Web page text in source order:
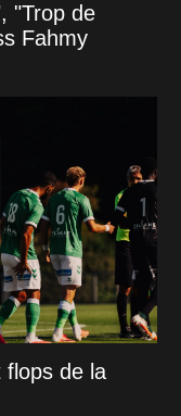
"Trop de
Fahmy
flops de la